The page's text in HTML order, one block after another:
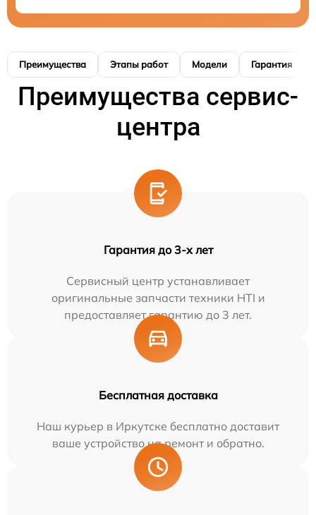
Преимущества Этапы работ Модели Гарантия
Преимущества сервис-
центра
Гарантия до 3-х лет
Сервисный центр устанавливает
оригинальные запчасти техники HTI и
предоставляет гарантию до 3 лет.
Бесплатная доставка
Наш курьер в Иркутске бесплатно доставит
ваше устройство на ремонт и обратно.